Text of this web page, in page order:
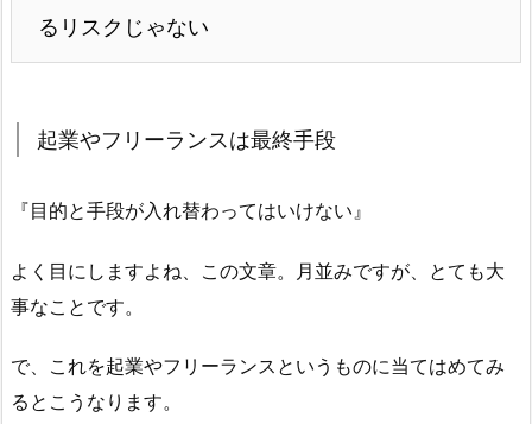
るリスクじゃない
起業やフリーランスは最終手段
『目的と手段が入れ替わってはいけない』
よく目にしますよね、この文章。月並みですが、とても大
事なことです。
で、これを起業やフリーランスというものに当てはめてみ
るとこうなります。